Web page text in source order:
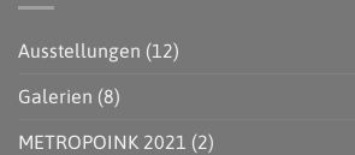
HARBURG
URBANE
28.07.
|
Ausstellungen (12)
Galerien (8)
METROPOINK 2021 (2)